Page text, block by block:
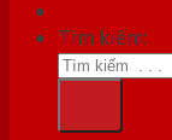
Tìm kiếm: